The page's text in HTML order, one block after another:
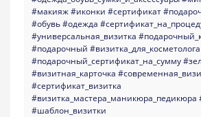
#макияж#иконки #сертификат
#обувь#одежда
#универсальная_визитка
#подарочный #визитка_для_косметолога
#подарочный_сертификат_на_сумму
#визитная_карточка
#сертификат_визитка
#визитка_мастера_маникюра_педикюра
#шаблон_визитки